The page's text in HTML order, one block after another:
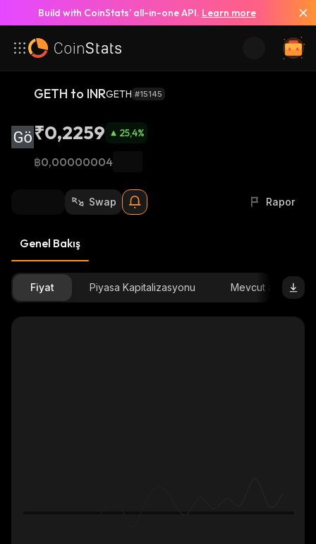
Build with CoinStats’ all-in-one API. Learn more
GETH to INRGETH #15145
₹0,2259 25,4%
฿0,00000004
Swap Rapor
Genel Bakış
Fiyat Piyasa Kapitalizasyonu Mevcut arz